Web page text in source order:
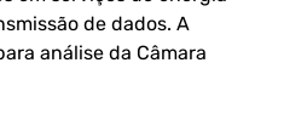
de dados. A
análise da Câmara